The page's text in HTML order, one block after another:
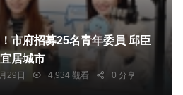
府招募25名青年委員 邱臣
居城市
29日 4,934 觀看 0 分享